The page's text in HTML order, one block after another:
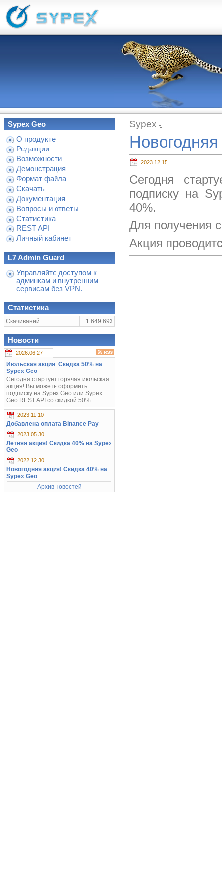
Sypex
2023.12.15
Сегодня
подписку на
40%.
Для получения
Акция
Sypex Geo
О продукте
Редакции
Возможности
Демонстрация
Формат файла
Скачать
Документация
Вопросы и ответы
Статистика
REST API
Личный кабинет
L7 Admin Guard
Управляйте доступом к
админкам и внутренним
сервисам без VPN.
Статистика
Скачиваний: 1 649 693
Новости
2026.06.27
Июльская акция! Скидка 50% на
Sypex Geo
Сегодня стартует горячая июльская
акция! Вы можете оформить
подписку на Sypex Geo или Sypex
Geo REST API со скидкой 50%.
2023.11.10
Добавлена оплата Binance Pay
2023.05.30
Летняя акция! Скидка 40% на Sypex
Geo
2022.12.30
Новогодняя акция! Скидка 40% на
Sypex Geo
Архив новостей